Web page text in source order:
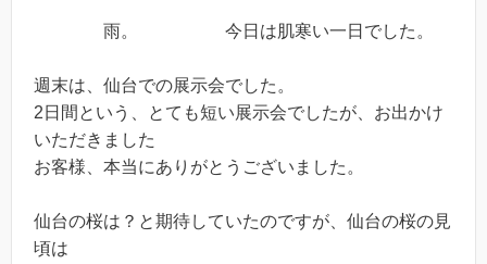
雨。 今日は肌寒い一日でした。
週末は、仙台での展示会でした。
2日間という、とても短い展示会でしたが、お出かけ
いただきました
お客様、本当にありがとうございました。
仙台の桜は？と期待していたのですが、仙台の桜の見
頃は